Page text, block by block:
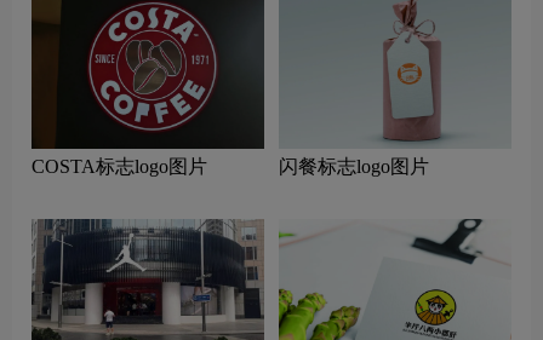
COSTA标志logo图片 闪餐标志logo图片